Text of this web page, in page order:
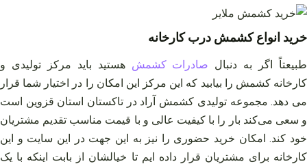
خرید انواع کشمش درب کارخانه
طبیعتاً اگر به دنبال صادرات کشمش هستید باید مرکز تولیدی و
کارخانه کشمش را بیابید که این مرکز این امکان را در اختیار شما قرار
می دهد. مجموعه تولیدی کشمش آراد در تاکستان استان قزوین است
و سعی می‌کند بار را با کیفیت عالی و با قیمت مناسب تقدیم مشتریان
خود کند. امکان خرید حضوری را نیز به این جهت در این سایت و این
کارخانه برای مشتریان قرار داده‌ ایم تا خیالشان از بابت اینکه با یک